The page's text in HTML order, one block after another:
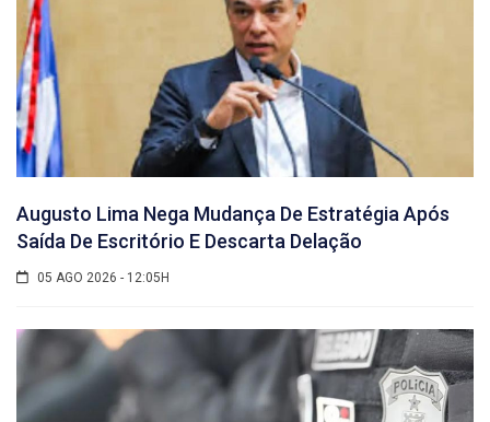
Augusto Lima Nega Mudança De Estratégia Após
Saída De Escritório E Descarta Delação
05 AGO 2026 - 12:05H